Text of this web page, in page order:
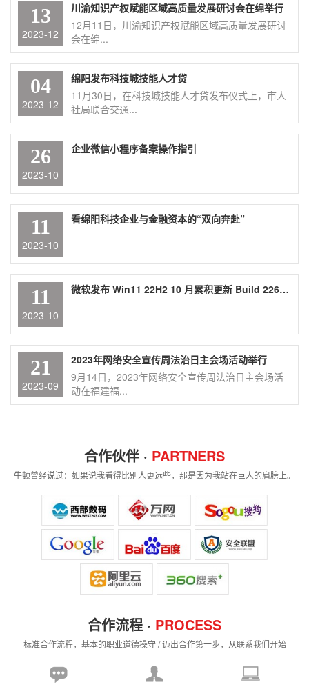
13
2023-12
川渝知识产权赋能区域高质量发展研讨会在绵举行
12月11日，川渝知识产权赋能区域高质量发展研讨
会在绵...
04
2023-12
绵阳发布科技城技能人才贷
11月30日，在科技城技能人才贷发布仪式上，市人
社局联合交通...
26
2023-10
企业微信小程序备案操作指引
11
2023-10
看绵阳科技企业与金融资本的“双向奔赴”
11
2023-10
微软发布 Win11 22H2 10 月累积更新 Build 22621.2428，包含 Moment 4 内容
21
2023-09
2023年网络安全宣传周法治日主会场活动举行
9月14日，2023年网络安全宣传周法治日主会场活
动在福建福...
合作伙伴 · PARTNERS
牛顿曾经说过：如果说我看得比别人更远些，那是因为我站在巨人的肩膀上。
合作流程 · PROCESS
标准合作流程，基本的职业道德操守 / 迈出合作第一步，从联系我们开始